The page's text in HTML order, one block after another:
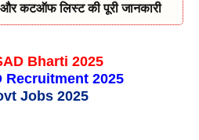
कटऑफ लिस्ट की पूरी जानकारी
Bharti 2025
Recruitment 2025
Jobs 2025